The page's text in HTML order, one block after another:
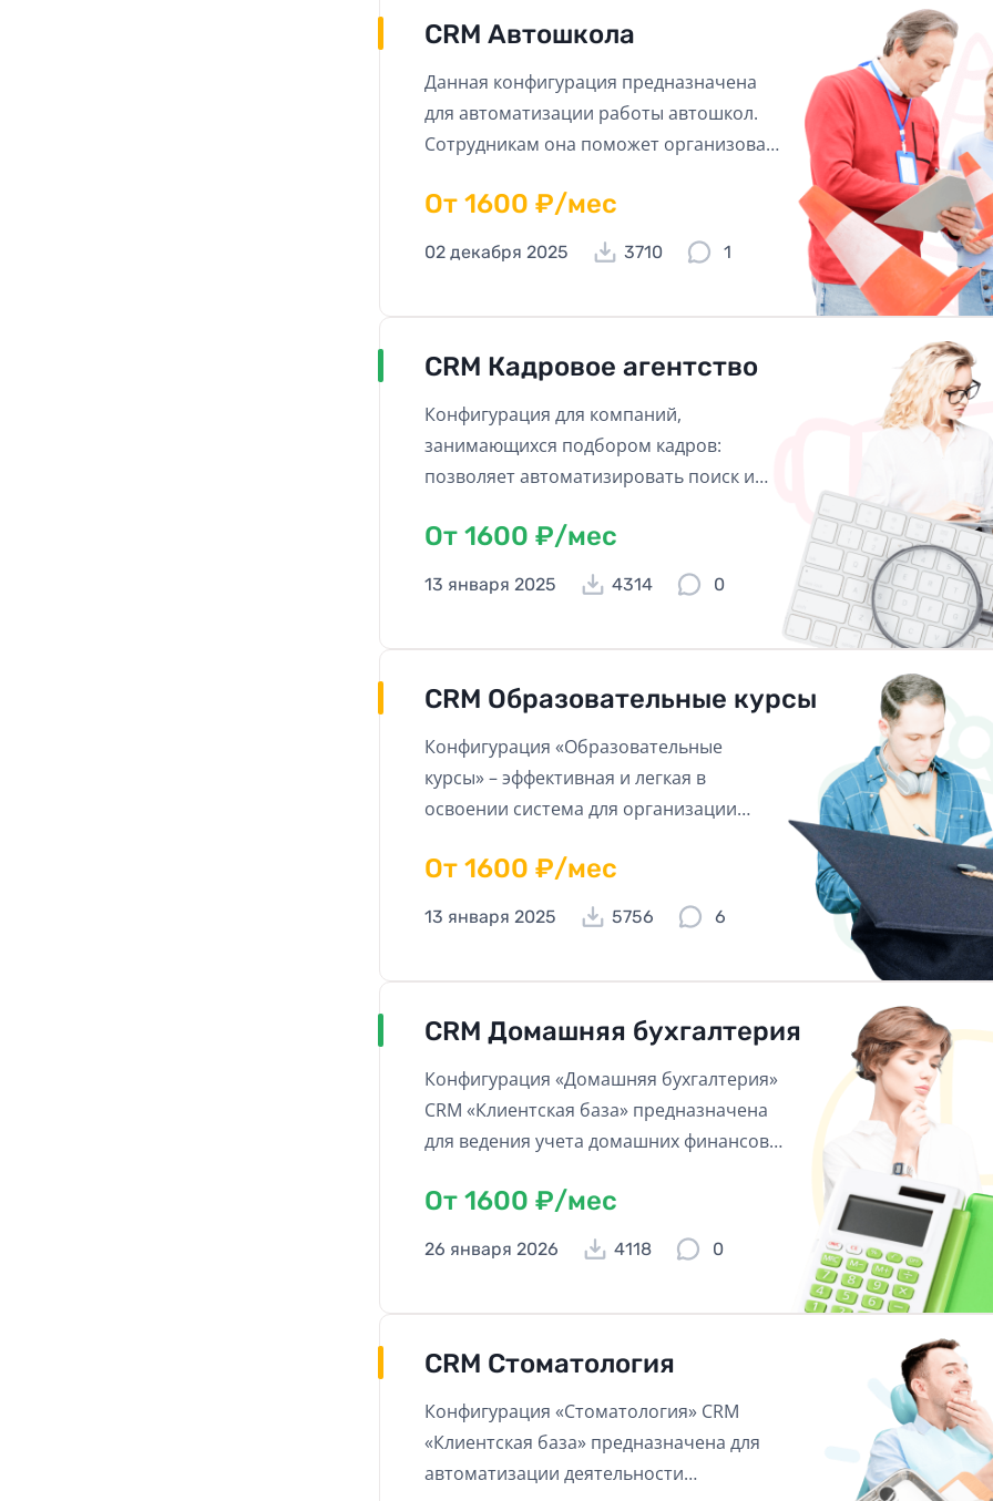
CRM Автошкола
Данная конфигурация предназначена
для автоматизации работы автошкол.
Сотрудникам она поможет организовать
контролировать и анализировать ее.
Oт 1600 ₽/мес
02 декабря 2025 3710 1
CRM Кадровое агентство
Конфигурация для компаний,
занимающихся подбором кадров:
позволяет автоматизировать поиск и
Oт 1600 ₽/мес
13 января 2025 4314 0
CRM Образовательные курсы
Конфигурация «Образовательные
курсы» – эффективная и легкая в
освоении система для организации
классов и семинаров!
Oт 1600 ₽/мес
13 января 2025 5756 6
CRM Домашняя бухгалтерия
Конфигурация «Домашняя бухгалтерия»
CRM «Клиентская база» предназначена
для ведения учета домашних финансов и
доступным с любого устройства с
доступом в интернет.
Oт 1600 ₽/мес
26 января 2026 4118 0
CRM Стоматология
Конфигурация «Стоматология» CRM
«Клиентская база» предназначена для
автоматизации деятельности